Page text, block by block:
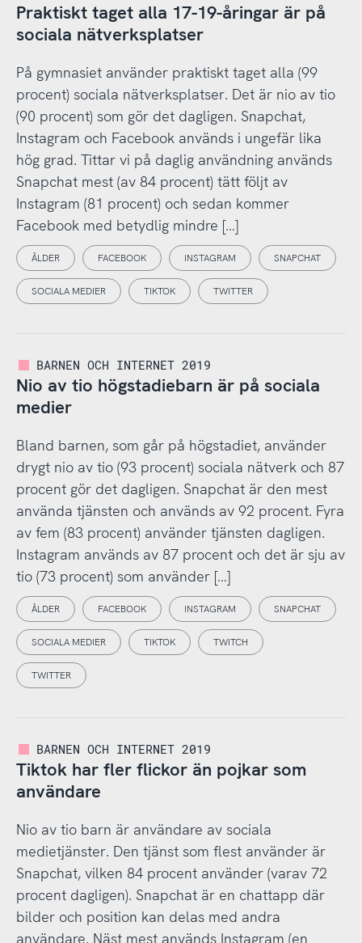
Praktiskt taget alla 17-19-åringar är på
sociala nätverksplatser
På gymnasiet använder praktiskt taget alla (99
procent) sociala nätverksplatser. Det är nio av tio
(90 procent) som gör det dagligen. Snapchat,
Instagram och Facebook används i ungefär lika
hög grad. Tittar vi på daglig användning används
Snapchat mest (av 84 procent) tätt följt av
Instagram (81 procent) och sedan kommer
Facebook med betydlig mindre […]
ÅLDER FACEBOOK INSTAGRAM SNAPCHAT
SOCIALA MEDIER TIKTOK TWITTER
BARNEN OCH INTERNET 2019
Nio av tio högstadiebarn är på sociala
medier
Bland barnen, som går på högstadiet, använder
drygt nio av tio (93 procent) sociala nätverk och 87
procent gör det dagligen. Snapchat är den mest
använda tjänsten och används av 92 procent. Fyra
av fem (83 procent) använder tjänsten dagligen.
Instagram används av 87 procent och det är sju av
tio (73 procent) som använder […]
ÅLDER FACEBOOK INSTAGRAM SNAPCHAT
SOCIALA MEDIER TIKTOK TWITCH
TWITTER
BARNEN OCH INTERNET 2019
Tiktok har fler flickor än pojkar som
användare
Nio av tio barn är användare av sociala
medietjänster. Den tjänst som flest använder är
Snapchat, vilken 84 procent använder (varav 72
procent dagligen). Snapchat är en chattapp där
bilder och position kan delas med andra
användare. Näst mest används Instagram (en